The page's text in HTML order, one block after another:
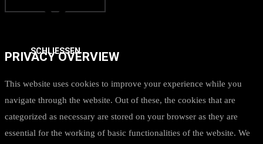
SCHLIESSEN
PRIVACY OVERVIEW
This website uses cookies to improve your experience while you
navigate through the website. Out of these, the cookies that are
categorized as necessary are stored on your browser as they are
essential for the working of basic functionalities of the website. We